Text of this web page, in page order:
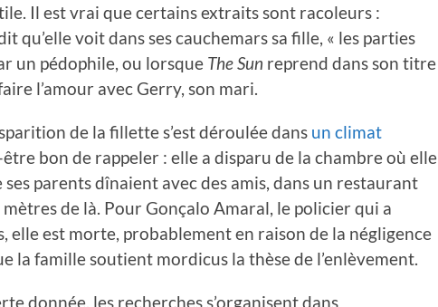
Il est vrai que certains extraits sont racoleurs :
qu’elle voit dans ses cauchemars sa fille, « les parties
un pédophile, ou lorsque The Sun reprend dans son titre
l’amour avec Gerry, son mari.
de la fillette s’est déroulée dans un climat
être bon de rappeler : elle a disparu de la chambre où elle
parents dînaient avec des amis, dans un restaurant
de là. Pour Gonçalo Amaral, le policier qui a
elle est morte, probablement en raison de la négligence
la famille soutient mordicus la thèse de l’enlèvement.
donnée, les recherches s’organisent dans